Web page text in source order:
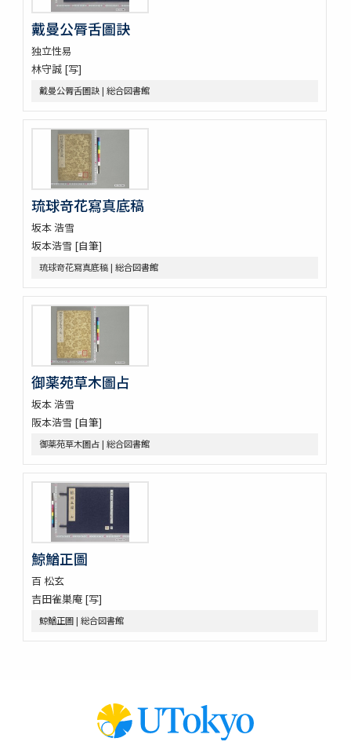
日記
日記
醫藏目録 1巻疹子心法1巻
鶚軒文庫藏書目録 : 醫書部
牛渚漫録續
皇朝醫叢續集
經傳醫話
獻芹録
獻芹録
濟生醫院記
煉霞翁年譜
近世名醫傳
橘黄年譜 3巻
玉機微義 50巻目録1巻
新刻蕐佗内照圖 2巻
怪疾奇方
蛔蟲論
新刻萬氏家傳廣嗣紀要 5巻
新刊外科正宗 4巻
新刊外科正宗 4巻
新刊外科正宗 4巻
新刊外科正宗 4巻(存1巻)
立齋外科發揮 8巻
新刻秘授外科百効全書 6巻
唐王燾先生外臺秘要方 40巻序目1巻
景岳新方砭 4巻
景岳全書 64巻
脚氣症原論
虎列剌病論
攷正古方權量説 1巻附言1巻
梧右雜記
張景岳腫脹全書
菩鳴喥英袖珍方叢 初編2巻
雜疫纂要
十四經發揮 3巻
十四經發揮 3巻
戴曼公脣舌圖訣
独立性易
林守誠 [写]
戴曼公脣舌圖訣 | 総合図書館
琉球竒花寫真底稿
坂本 浩雪
坂本浩雪 [自筆]
琉球竒花寫真底稿 | 総合図書館
御薬苑草木圖占
坂本 浩雪
阪本浩雪 [自筆]
御薬苑草木圖占 | 総合図書館
鯨鰌正圖
百 松玄
吉田雀巣庵 [写]
鯨鰌正圖 | 総合図書館